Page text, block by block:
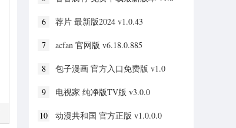
6 荐片 最新版2024 v1.0.43
7 acfan 官网版 v6.18.0.885
8 包子漫画 官方入口免费版 v1.0
9 电视家 纯净版TV版 v3.0.0
10 动漫共和国 官方正版 v1.0.0.0